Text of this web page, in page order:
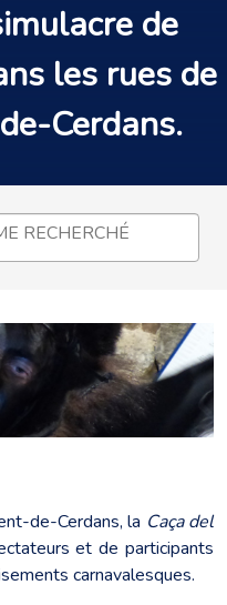
de
les rues de
Cerdans.
de-Cerdans, la Caça del
et de participants
carnavalesques.